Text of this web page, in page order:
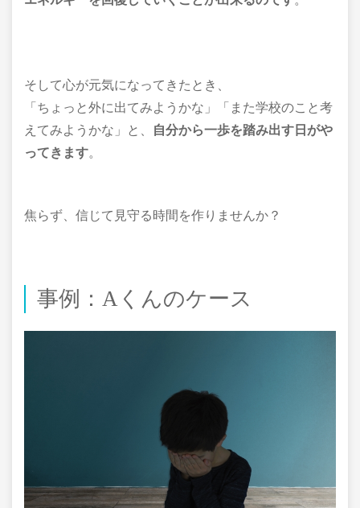
そして心が元気になってきたとき、
「ちょっと外に出てみようかな」「また学校のこと考
えてみようかな」と、
自分から一歩を踏み出す日がや
ってきます。
焦らず、信じて見守る時間を作りませんか？
事例：Aくんのケース